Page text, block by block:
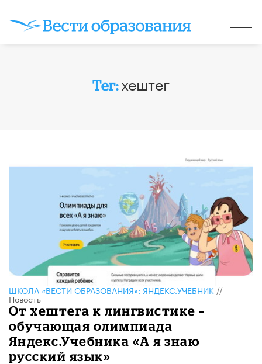
Тег:хештег
ШКОЛА «ВЕСТИ ОБРАЗОВАНИЯ»: ЯНДЕКС.УЧЕБНИК //
Новость
От хештега к лингвистике –
обучающая олимпиада
Яндекс.Учебника «А я знаю
русский язык»